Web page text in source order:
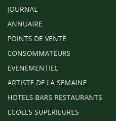
JOURNAL
ANNUAIRE
POINTS DE VENTE
CONSOMMATEURS
EVENEMENTIEL
ARTISTE DE LA SEMAINE
HOTELS BARS RESTAURANTS
ECOLES SUPERIEURES